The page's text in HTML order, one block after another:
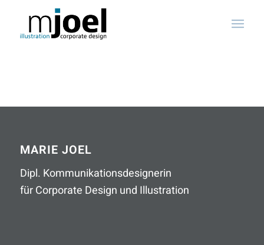
MARIE JOEL
Dipl. Kommunikationsdesignerin
für Corporate Design und Illustration